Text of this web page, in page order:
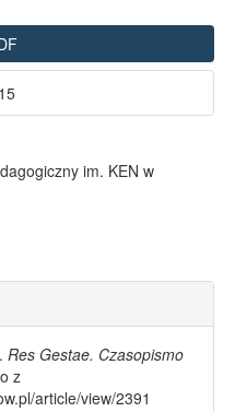
im. KEN w
Res Gestae. Czasopismo
z
article/view/2391